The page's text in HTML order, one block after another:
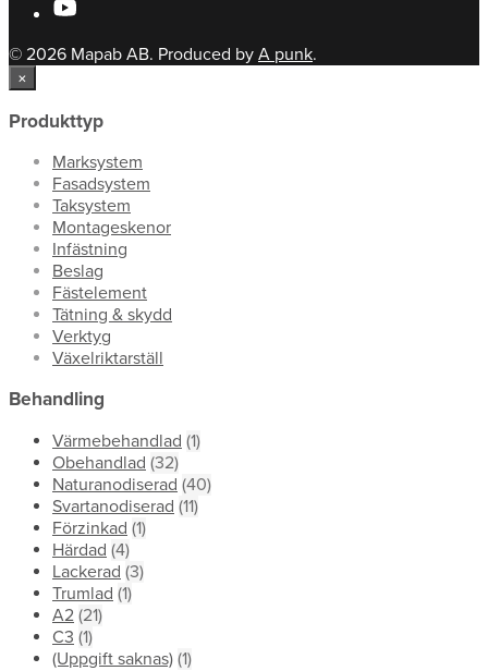
© 2026 Mapab AB. Produced by A punk.
×
Produkttyp
Marksystem
Fasadsystem
Taksystem
Montageskenor
Infästning
Beslag
Fästelement
Tätning & skydd
Verktyg
Växelriktarställ
Behandling
Värmebehandlad (1)
Obehandlad (32)
Naturanodiserad (40)
Svartanodiserad (11)
Förzinkad (1)
Härdad (4)
Lackerad (3)
Trumlad (1)
A2 (21)
C3 (1)
(Uppgift saknas) (1)